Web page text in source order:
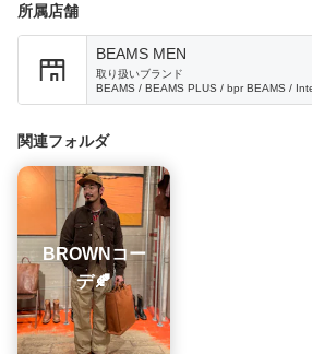
所属店舗
BEAMS MEN
取り扱いブランド
BEAMS / BEAMS PLUS / bpr BEAMS /
関連フォルダ
BROWNコー
デ🍂